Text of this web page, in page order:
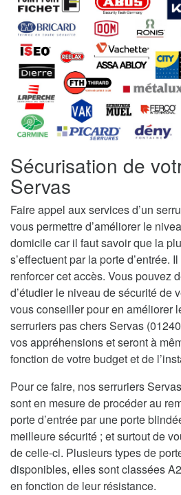
Sécurisation de
Servas
Faire appel aux services d’un
vous permettre d’améliorer le
domicile car il faut savoir que la
s’effectuent par la porte d’entrée.
renforcer cet accès. Vous pouvez
d’étudier le niveau de sécurité de
vous conseiller pour en améliorer
serruriers pas chers Servas
vos appréhensions et seront à
fonction de votre budget et de
Pour ce faire, nos serruriers
sont en mesure de procéder au
porte d’entrée par une porte
meilleure sécurité ; et surtout de
de celle-ci. Plusieurs types de
disponibles, elles sont classées
en fonction de leur résistance.